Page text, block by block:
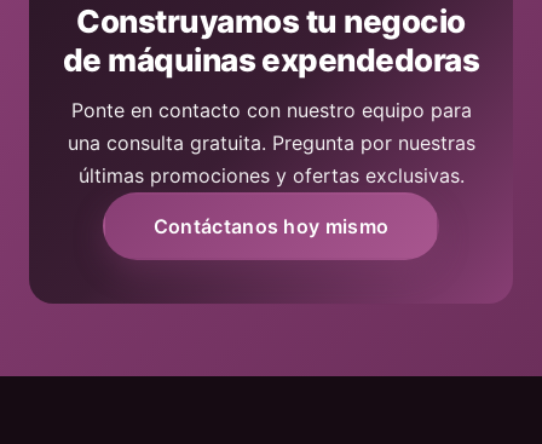
Construyamos tu negocio
de máquinas expendedoras
Ponte en contacto con nuestro equipo para
una consulta gratuita. Pregunta por nuestras
últimas promociones y ofertas exclusivas.
Contáctanos hoy mismo